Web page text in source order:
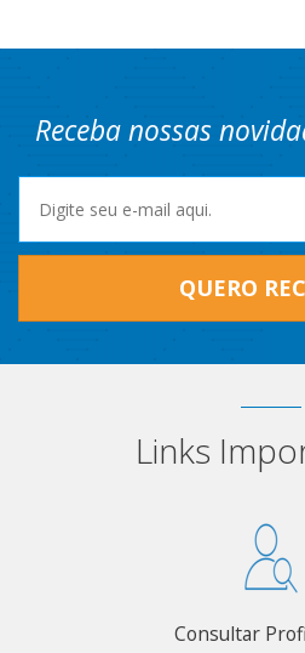
Receba nossas
QUERO
Links
Consultar